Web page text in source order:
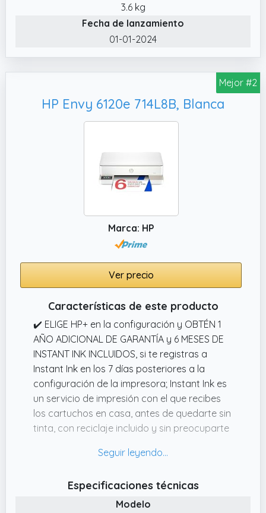
3.6 kg
Fecha de lanzamiento
01-01-2024
Mejor #2
HP Envy 6120e 714L8B, Blanca
Marca: HP
Ver precio
Características de este producto
✔️ ELIGE HP+ en la configuración y OBTÉN 1
AÑO ADICIONAL DE GARANTÍA y 6 MESES DE
INSTANT INK INCLUIDOS, si te registras a
Instant Ink en los 7 días posteriores a la
configuración de la impresora; Instant Ink es
un servicio de impresión con el que recibes
los cartuchos en casa, antes de quedarte sin
tinta, con reciclaje incluido y sin preocuparte
desde solo 1,79 €/mes
inyección de tinta originales HP 308 Negro,
HP 308 Tricolor, HP 308e EvoMore Negro, HP
Especificaciones técnicas
Modelo